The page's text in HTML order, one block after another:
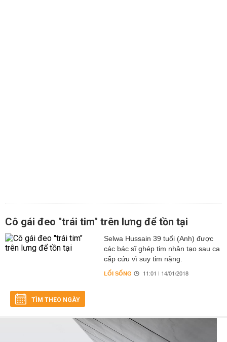
Cô gái đeo "trái tim" trên lưng để tồn tại
Selwa Hussain 39 tuổi (Anh) được
các bác sĩ ghép tim nhân tạo sau ca
cấp cứu vì suy tim nặng.
LỐI SỐNG 11:01 | 14/01/2018
TÌM THEO NGÀY